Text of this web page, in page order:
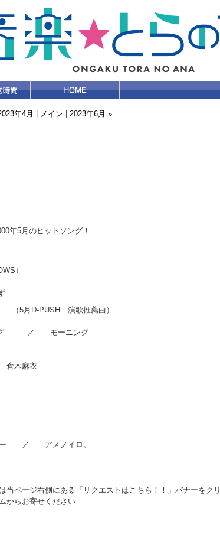
年4月 メイン 2023年6月 »
年5月のヒットソング！
PUSH 演歌推薦曲）
ング ／ モーニング
heart ／ 倉木麻衣
ー ／ アメノイロ。
当ページ右側にある「リクエストはこちら！！」バナーをクリ
からお寄せください